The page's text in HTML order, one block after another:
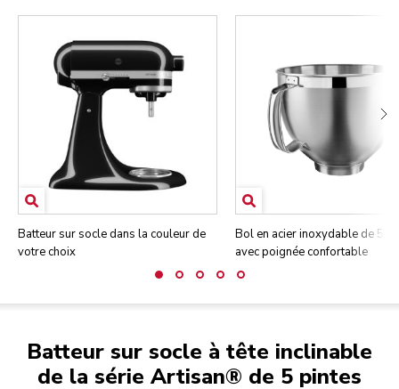
Batteur sur socle dans la couleur de
votre choix
Bol en acier inoxydable de 5
avec poignée confortable
Batteur sur socle à tête inclinable
de la série Artisan® de 5 pintes